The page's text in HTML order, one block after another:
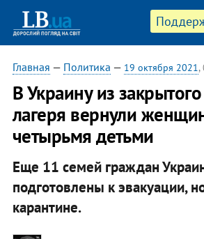
Главная — Политика — 19 октября 2021,
В Украину из
лагеря вернули
четырьмя детьми
Еще 11 семей граждан
подготовлены к эвакуации,
карантине.